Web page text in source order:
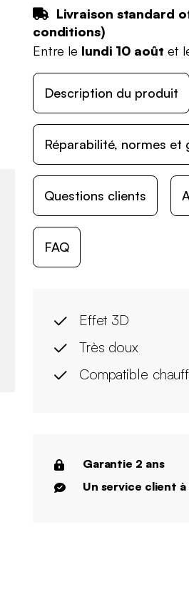
Livraison standard
conditions)
Entre le lundi 10 août et
Description du produit
Réparabilité, normes et
Questions clients
FAQ
Effet 3D
Très doux
Compatible
Garantie 2 ans
Un service client